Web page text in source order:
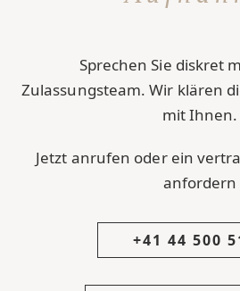
Sprechen Sie diskret
Zulassungsteam. Wir klären
mit Ihnen.
Jetzt anrufen oder ein
anfordern
+41 44 500